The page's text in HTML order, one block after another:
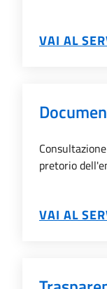
VAI AL
pretorio
VAI AL